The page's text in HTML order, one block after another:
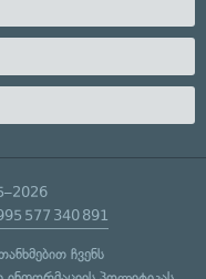
577 340 891
ჩვენს